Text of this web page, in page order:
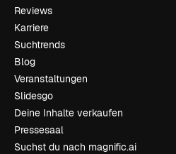
Reviews
Karriere
Suchtrends
Blog
Veranstaltungen
Slidesgo
Deine Inhalte verkaufen
Pressesaal
Suchst du nach magnific.ai